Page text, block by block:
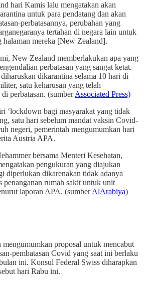
hari Kamis lalu mengatakan akan
untuk para pendatang dan akan
perbatasannya, perubahan yang
tertahan di negara lain untuk
halaman mereka [New Zealand].
New Zealand memberlakukan apa yang
perbatasan yang sangat ketat.
dikarantina selama 10 hari di
satu keharusan yang telah
perbatasan. (sumberAssociated Press)
‘lockdown bagi masyarakat yang tidak
satu hari sebelum mandat vaksin Covid-
negeri, pemerintah mengumumkan hari
Austria APA.
bersama Menteri Kesehatan,
pengukuran yang diajukan
diperlukan dikarenakan tidak adanya
penanganan rumah sakit untuk unit
laporan APA. (sumberAlArabiya)
mengumumkan proposal untuk mencabut
pembatasan Covid yang saat ini berlaku
ini. Konsul Federal Swiss diharapkan
hari Rabu ini.